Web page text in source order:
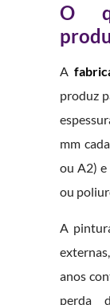
O
A
produz
mm
ou A2)
ou
A
anos
perda